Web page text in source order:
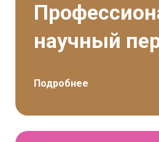
научный
Подробнее